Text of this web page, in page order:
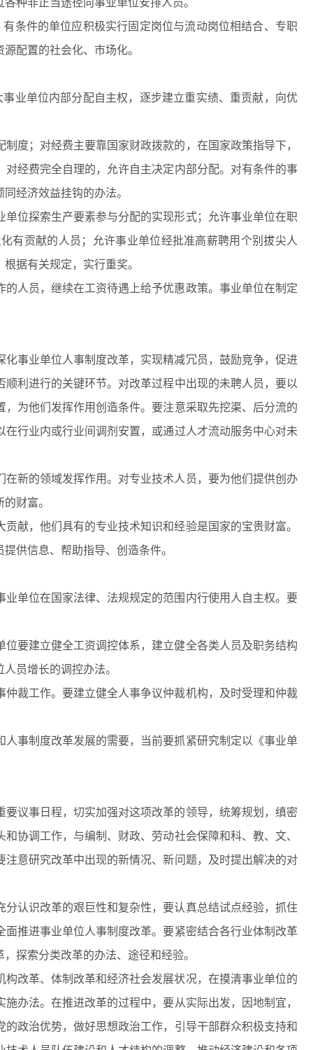
条件的单位应积极实行固定岗位与流动岗位相结合、专职
配置的社会化、市场化。
业单位内部分配自主权，逐步建立重实绩、重贡献，向优
度；对经费主要靠国家财政拨款的，在国家政策指导下，
经费完全自理的，允许自主决定内部分配。对有条件的事
经济效益挂钩的办法。
位探索生产要素参与分配的实现形式；允许事业单位在职
有贡献的人员；允许事业单位经批准高薪聘用个别拔尖人
据有关规定，实行重奖。
人员，继续在工资待遇上给予优惠政策。事业单位在制定
事业单位人事制度改革，实现精减冗员，鼓励竞争，促进
利进行的关键环节。对改革过程中出现的未聘人员，要以
为他们发挥作用创造条件。要注意采取先挖渠、后分流的
行业内或行业间调剂安置，或通过人才流动服务中心对未
新的领域发挥作用。对专业技术人员，要为他们提供创办
财富。
献，他们具有的专业技术知识和经验是国家的宝贵财富。
供信息、帮助指导、创造条件。
单位在国家法律、法规规定的范围内行使用人自主权。要
要建立健全工资调控体系，建立健全各类人员及职务结构
员增长的调控办法。
裁工作。要建立健全人事争议仲裁机构，及时受理和仲裁
事制度改革发展的需要，当前要抓紧研究制定以《事业单
议事日程，切实加强对这项改革的领导，统筹规划，缜密
协调工作，与编制、财政、劳动社会保障和科、教、文、
意研究改革中出现的新情况、新问题，及时提出解决的对
认识改革的艰巨性和复杂性，要认真总结试点经验，抓住
推进事业单位人事制度改革。要紧密结合各行业体制改革
探索分类改革的办法、途径和经验。
改革、体制改革和经济社会发展状况，在摸清事业单位的
办法。在推进改革的过程中，要从实际出发，因地制宜，
政治优势，做好思想政治工作，引导干部群众积极支持和